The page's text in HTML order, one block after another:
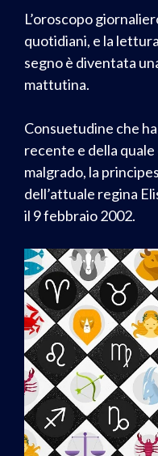
L’oroscopo
quotidiani, e la
segno è diventata
mattutina.
Consuetudine che
recente e della
malgrado, la
dell’attuale regina
il 9 febbraio 2002.